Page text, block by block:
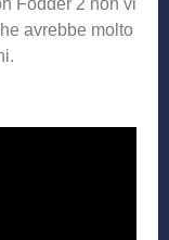
Fodder 2 non vi
avrebbe molto